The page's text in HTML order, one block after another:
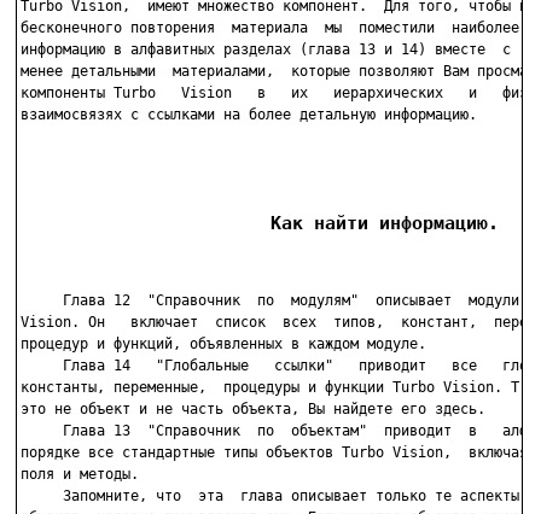
Turbo Vision,  имеют множество компонент.  Для того, чтобы
бесконечного повторения  материала  мы  поместили  наиболее
информацию в алфавитных разделах (глава 13 и 14) вместе  с
менее детальными  материалами,  которые позволяют Вам
компоненты Turbo   Vision   в   их   иерархических   и
взаимосвязях с ссылками на более детальную информацию.
                       Как найти информацию.
Глава 12  "Справочник  по  модулям"  описывает  модули
Vision. Он   включает  список  всех  типов,  констант,
процедур и функций, объявленных в каждом модуле.
Глава 14   "Глобальные   ссылки"   приводит   все
константы, переменные,  процедуры и функции Turbo Vision.
это не объект и не часть объекта, Вы найдете его здесь.
Глава 13  "Справочник  по  объектам"  приводит  в
порядке все стандартные типы объектов Turbo Vision,  включая
поля и методы.
Запомните, что  эта  глава описывает только те аспекты